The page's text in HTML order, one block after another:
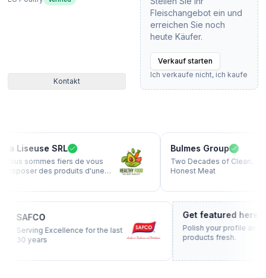
Kontakt
Fleischangebot ein und
erreichen Sie noch
heute Käufer.
Verkauf starten
Ich verkaufe nicht, ich kaufe
de vous
d'une
envers la
est sans
de la
Bulmes Group
Two Decades of Clean,
Honest Meat
Serving Excellence for the last
Get
Polish